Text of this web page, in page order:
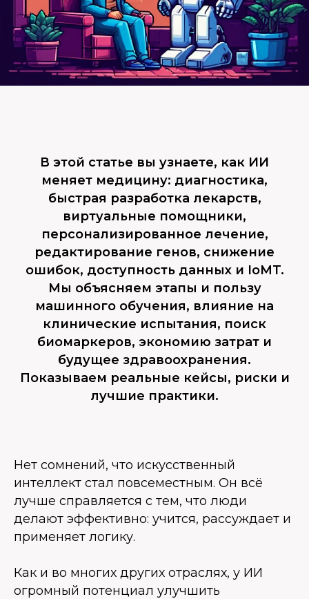
В этой статье вы узнаете, как ИИ
меняет медицину: диагностика,
быстрая разработка лекарств,
виртуальные помощники,
персонализированное лечение,
редактирование генов, снижение
ошибок, доступность данных и IoMT.
Мы объясняем этапы и пользу
машинного обучения, влияние на
клинические испытания, поиск
биомаркеров, экономию затрат и
будущее здравоохранения.
Показываем реальные кейсы, риски и
лучшие практики.
Нет сомнений, что искусственный
интеллект стал повсеместным. Он всё
лучше справляется с тем, что люди
делают эффективно: учится, рассуждает и
применяет логику.
Как и во многих других отраслях, у ИИ
огромный потенциал улучшить